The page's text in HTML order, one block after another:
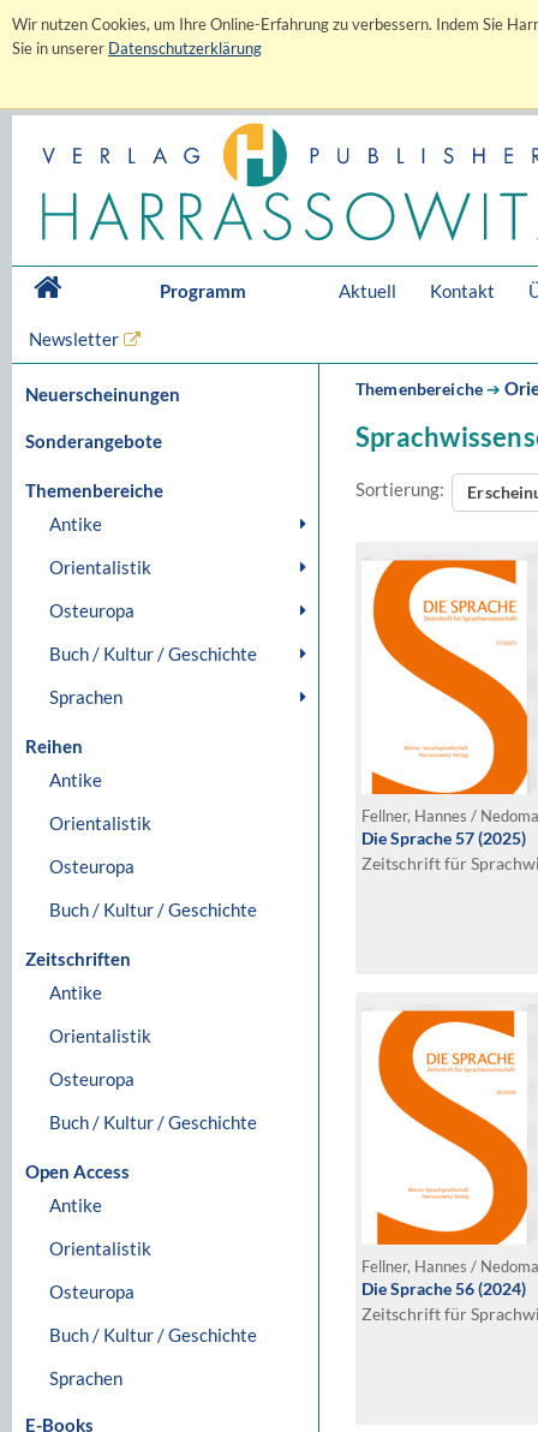
Wir nutzen Cookies, um Ihre Online-Erfahrung zu verbessern. Indem Sie
Sie in unserer Datenschutzerklärung
Programm Aktuell Kontakt
Newsletter
Neuerscheinungen
Sonderangebote
Themenbereiche
Antike
Orientalistik
Osteuropa
Buch / Kultur / Geschichte
Sprachen
Reihen
Antike
Orientalistik
Osteuropa
Buch / Kultur / Geschichte
Zeitschriften
Antike
Orientalistik
Osteuropa
Buch / Kultur / Geschichte
Open Access
Antike
Orientalistik
Osteuropa
Buch / Kultur / Geschichte
Sprachen
E-Books
Themenbereiche➔
Sortierung:
Die Sprache 57 (2025)
Zeitschrift für
Die Sprache 56 (2024)
Zeitschrift für